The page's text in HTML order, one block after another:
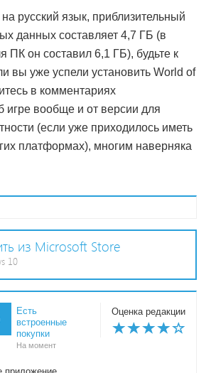
русский язык, приблизительный
данных составляет 4,7 ГБ (в
ПК он составил 6,1 ГБ), будьте к
вы уже успели установить World of
в комментариях
игре вообще и от версии для
(если уже приходилось иметь
платформах), многим наверняка
из Microsoft Store
10
Есть
встроенные
покупки
На момент
Оценка редакции